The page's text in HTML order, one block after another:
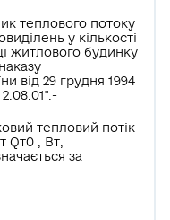
теплового потоку
у кількості
житлового будинку
від 29 грудня 1994
тепловий потік
Qт0 , Вт,
за